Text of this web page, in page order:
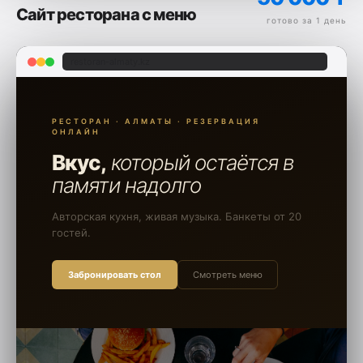
Сайт ресторана с меню готово за 1 день
РЕСТОРАН · АЛМАТЫ · РЕЗЕРВАЦИЯ
ОНЛАЙН
Вкус, который остаётся в
памяти надолго
Авторская кухня, живая музыка. Банкеты от 20
гостей.
Забронировать стол Смотреть меню